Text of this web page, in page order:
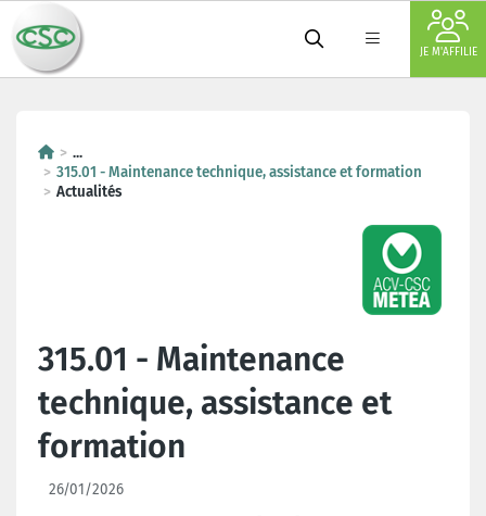
JE M'AFFILIE
...
315.01 - Maintenance technique, assistance et formation
Actualités
315.01 - Maintenance
technique, assistance et
formation
26/01/2026